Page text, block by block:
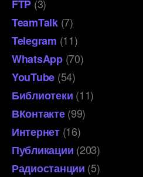
FTP (3)
TeamTalk(7)
Telegram (11)
WhatsApp(70)
YouTube (54)
Библиотеки (11)
ВКонтакте(99)
Интернет(16)
Публикации (203)
Радиостанции (5)